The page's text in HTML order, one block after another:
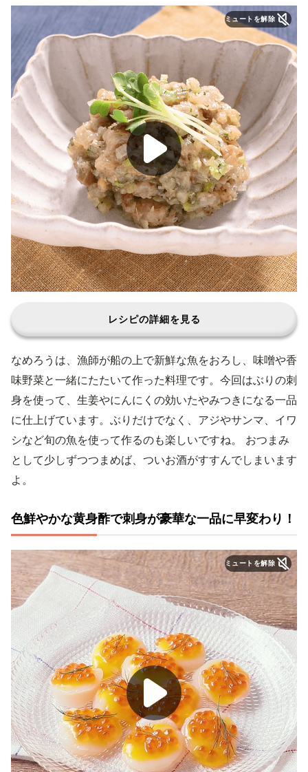
ミュートを解除
レシピの詳細を見る
なめろうは、漁師が船の上で新鮮な魚をおろし、味噌や香
味野菜と一緒にたたいて作った料理です。今回はぶりの刺
身を使って、生姜やにんにくの効いたやみつきになる一品
に仕上げています。ぶりだけでなく、アジやサンマ、イワ
シなど旬の魚を使って作るのも楽しいですね。 おつまみ
として少しずつつまめば、ついお酒がすすんでしまいます
よ。
色鮮やかな黄身酢で刺身が豪華な一品に早変わり！
ミュートを解除